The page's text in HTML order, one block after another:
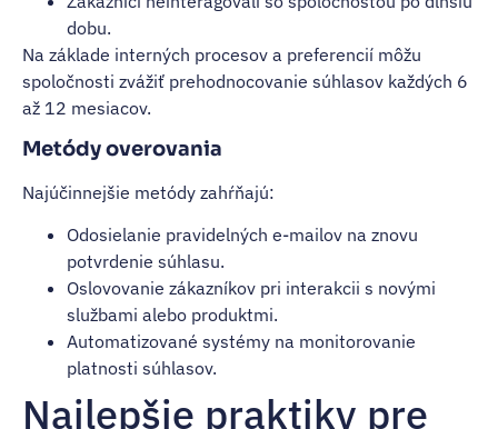
dobu.
Na základe interných procesov a preferencií môžu
spoločnosti zvážiť prehodnocovanie súhlasov každých 6
až 12 mesiacov.
Metódy overovania
Najúčinnejšie metódy zahŕňajú:
Odosielanie pravidelných e-mailov na znovu
potvrdenie súhlasu.
Oslovovanie zákazníkov pri interakcii s novými
službami alebo produktmi.
Automatizované systémy na monitorovanie
platnosti súhlasov.
Najlepšie praktiky pre